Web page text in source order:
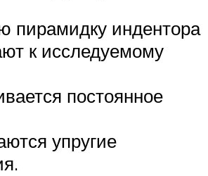
пирамидку индентора
к исследуемому
постоянное
упругие